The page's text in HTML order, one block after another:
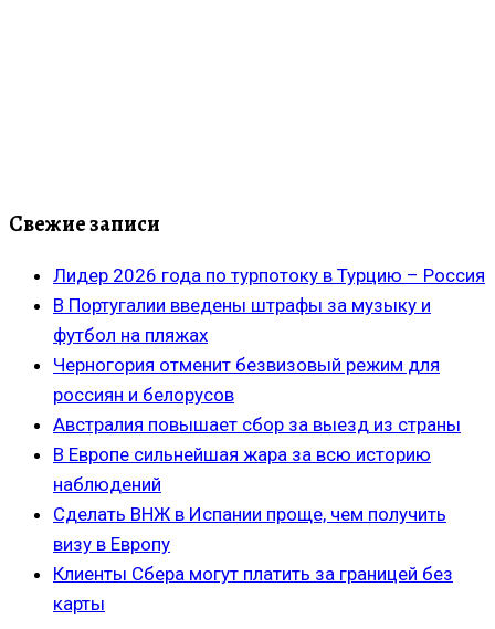
Свежие записи
Лидер 2026 года по турпотоку в Турцию – Россия
В Португалии введены штрафы за музыку и
футбол на пляжах
Черногория отменит безвизовый режим для
россиян и белорусов
Австралия повышает сбор за выезд из страны
В Европе сильнейшая жара за всю историю
наблюдений
Сделать ВНЖ в Испании проще, чем получить
визу в Европу
Клиенты Сбера могут платить за границей без
карты